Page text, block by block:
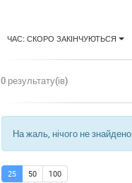
ЧАС: СКОРО ЗАКІНЧУЮТЬСЯ
0 результату(ів)
На жаль, нічого не знайдено
25 50 100